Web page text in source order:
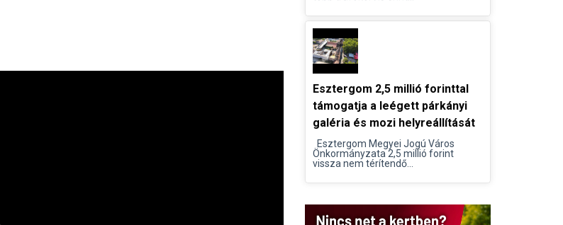
Esztergom 2,5 millió forinttal
támogatja a leégett párkányi
galéria és mozi helyreállítását
Esztergom Megyei Jogú Város
Önkormányzata 2,5 millió forint
vissza nem térítendő...